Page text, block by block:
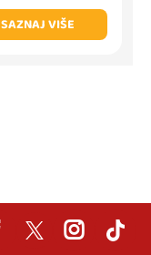
SAZNAJ VIŠE